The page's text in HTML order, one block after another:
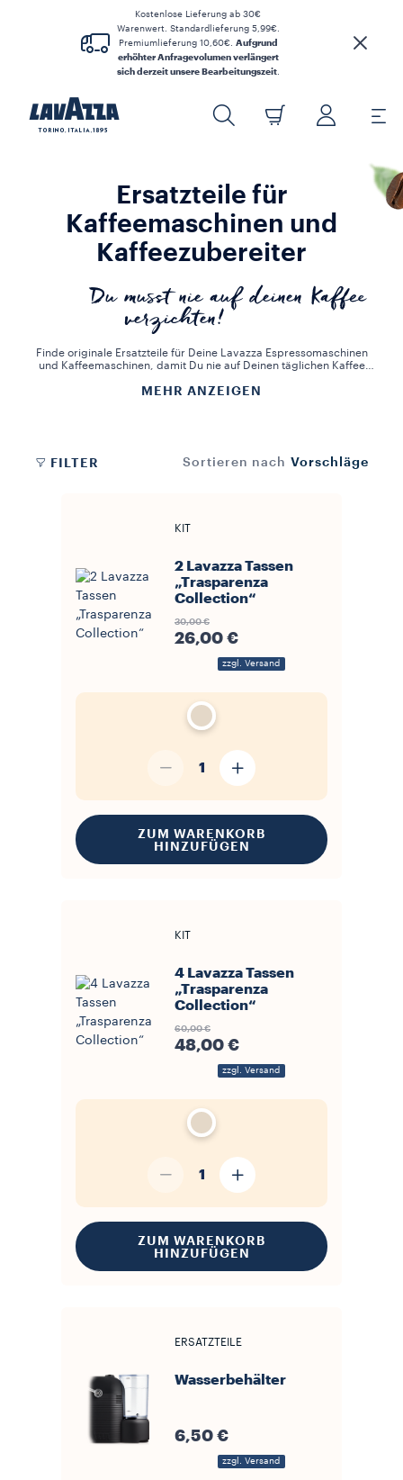
Kostenlose Lieferung ab 30€
Warenwert. Standardlieferung 5,99€.
Premiumlieferung 10,60€. Aufgrund
erhöhter Anfragevolumen verlängert
sich derzeit unsere Bearbeitungszeit.
Ersatzteile für
Kaffeemaschinen und
Kaffeezubereiter
Du musst nie auf deinen Kaffee
verzichten!
Finde originale Ersatzteile für Deine Lavazza Espressomaschinen
und Kaffeemaschinen, damit Du nie auf Deinen täglichen Kaffee
zu Wassertanks, und Behältern für gebrauchte Kapseln – hier
MEHR ANZEIGEN
FILTER Sortieren nach Vorschläge
KIT
2 Lavazza Tassen
„Trasparenza
Collection“
30,00 €
26,00 €
zzgl. Versand
1
ZUM WARENKORB
HINZUFÜGEN
KIT
4 Lavazza Tassen
„Trasparenza
Collection“
60,00 €
48,00 €
zzgl. Versand
1
ZUM WARENKORB
HINZUFÜGEN
ERSATZTEILE
Wasserbehälter
6,50 €
zzgl. Versand